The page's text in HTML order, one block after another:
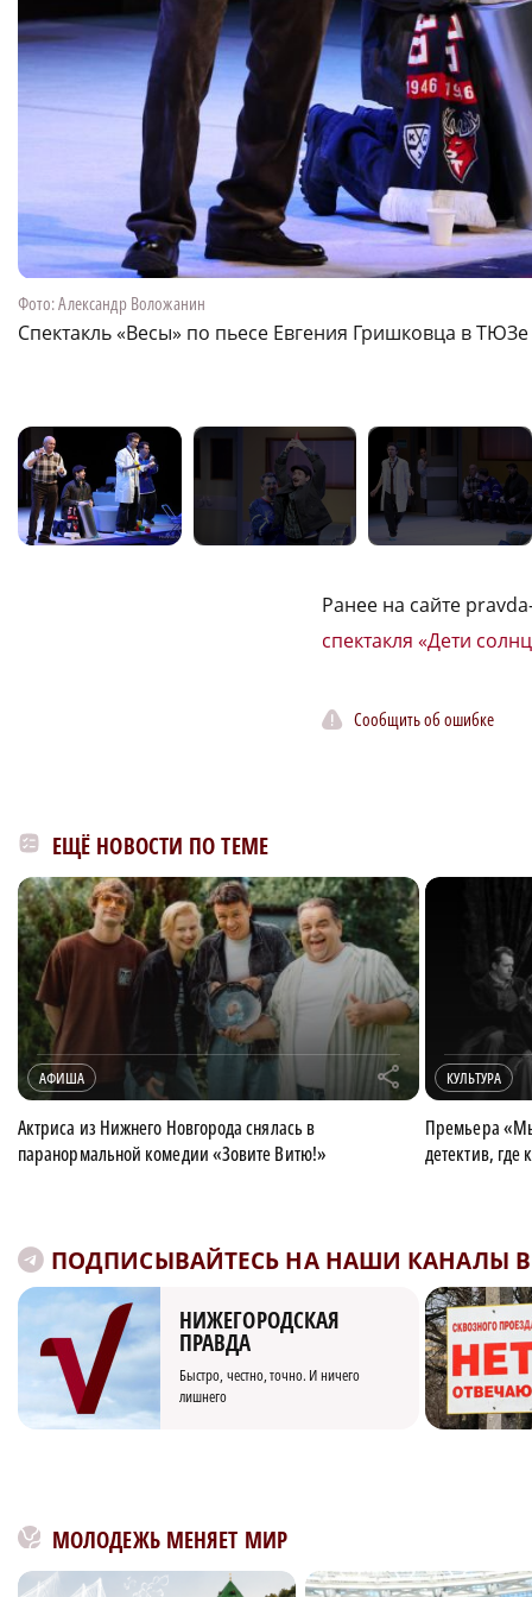
Фото: Александр Воложанин
Спектакль «Весы» по пьесе Евгения Гришковца в ТЮЗе
Ранее на сайте
спектакля «Дети
Сообщить об ошибке
ЕЩЁ НОВОСТИ ПО ТЕМЕ
АФИША r
Актриса из Нижнего Новгорода снялась в
паранормальной комедии «Зовите Витю!»
КУЛЬТУРА
Премьера
детектив,
ПОДПИСЫВАЙТЕСЬ НА НАШИ КАНАЛЫ В
НИЖЕГОРОДСКАЯ
ПРАВДА
Быстро, честно, точно. И ничего
лишнего
МОЛОДЕЖЬ МЕНЯЕТ МИР